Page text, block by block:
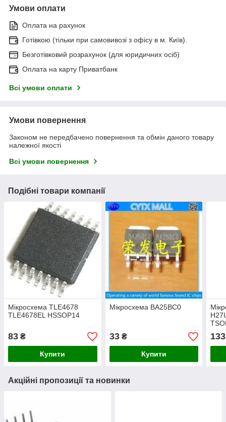
Умови оплати
Оплата на рахунок
Готівкою (тільки при самовивозі з офісу в м. Київ).
Безготівковий розрахунок (для юридичних осіб)
Оплата на карту Приватбанк
Всі умови оплати
Умови повернення
Законом не передбачено повернення та обмін даного товару
належної якості
Всі умови повернення
Подібні товари компанії
Мікросхема TLE4678
TLE4678EL HSSOP14
83 ₴
Купити
Мікросхема BA25BC0
33₴
Купити
133
Акційні пропозиції та новинки